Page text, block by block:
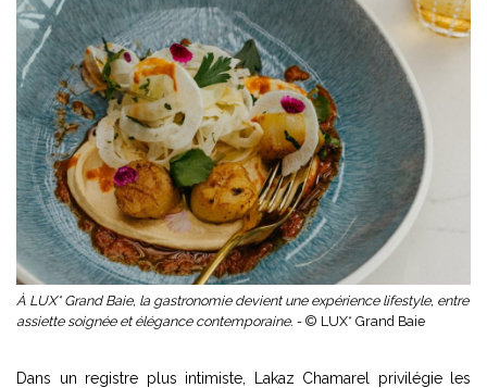
À LUX* Grand Baie, la gastronomie devient une expérience lifestyle, entre
assiette soignée et élégance contemporaine. - © LUX* Grand Baie
Dans un registre plus intimiste, Lakaz Chamarel privilégie les